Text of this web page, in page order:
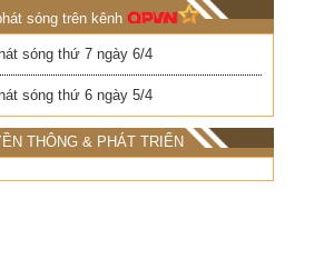
sóng trên kênh
sóng thứ 7 ngày 6/4
sóng thứ 6 ngày 5/4
THÔNG & PHÁT TRIỂN